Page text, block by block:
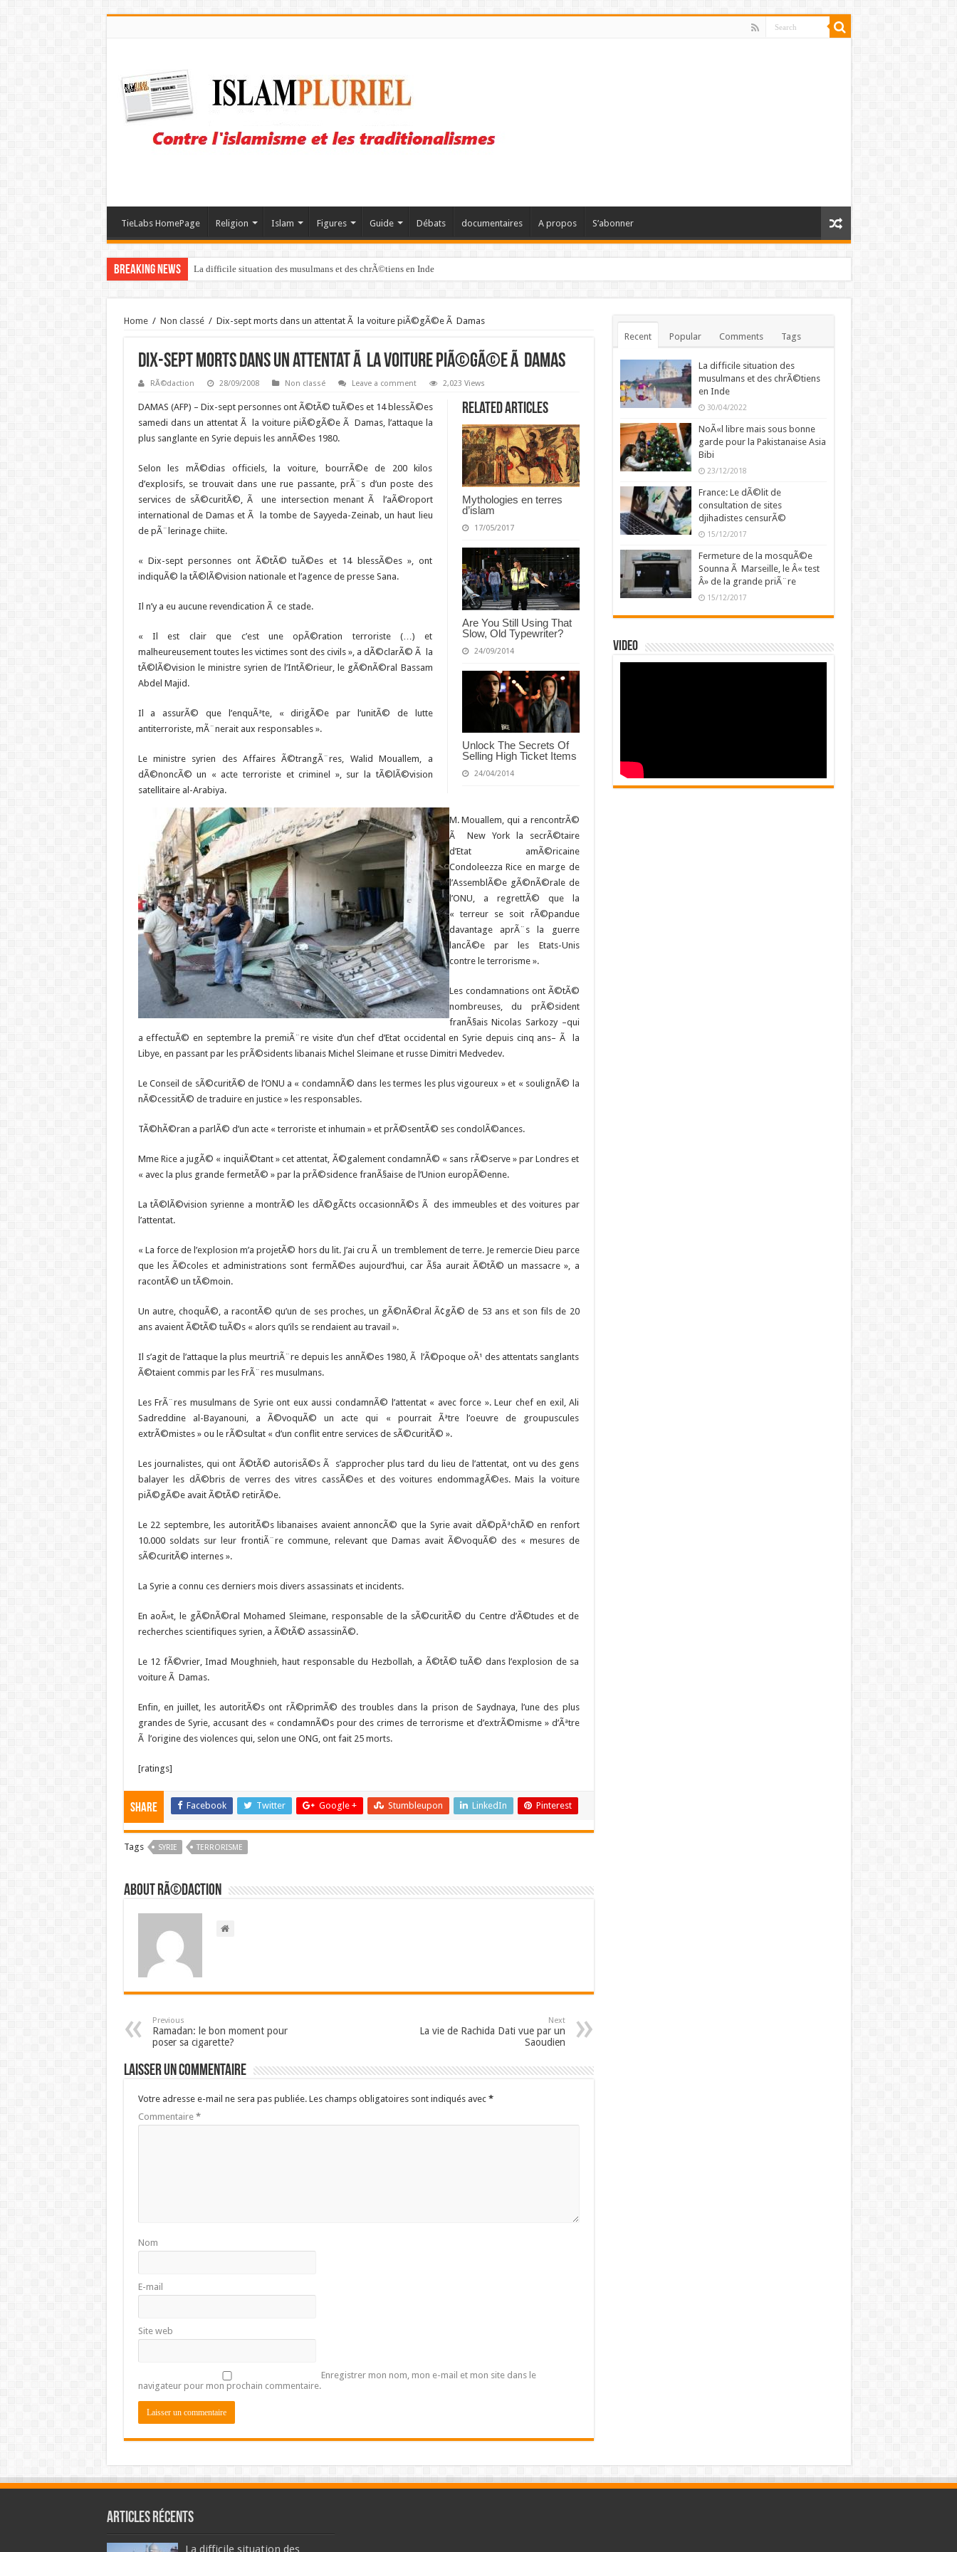
TieLabs HomePage Religion Islam Figures Guide Débats documentaires A propos S’abonner
Breaking News La difficile situation des musulmans et des chrÃ©tiens en Inde
Home / Non classé / Dix-sept morts dans un attentat Ã la voiture piÃ©gÃ©e Ã Damas
Dix-sept morts dans un attentat Ã la voiture piÃ©gÃ©e Ã Damas
RÃ©daction 28/09/2008 Non classé Leave a comment 2,023 Views
Related Articles
Mythologies en terres
d’islam
17/05/2017
Are You Still Using That
Slow, Old Typewriter?
24/09/2014
Unlock The Secrets Of
Selling High Ticket Items
24/04/2014
DAMAS (AFP) – Dix-sept personnes ont Ã©tÃ© tuÃ©es et 14 blessÃ©es
samedi dans un attentat Ã la voiture piÃ©gÃ©e Ã Damas, l’attaque la
plus sanglante en Syrie depuis les annÃ©es 1980.
Selon les mÃ©dias officiels, la voiture, bourrÃ©e de 200 kilos
d’explosifs, se trouvait dans une rue passante, prÃ¨s d’un poste des
services de sÃ©curitÃ©, Ã une intersection menant Ã l’aÃ©roport
international de Damas et Ã la tombe de Sayyeda-Zeinab, un haut lieu
de pÃ¨lerinage chiite.
« Dix-sept personnes ont Ã©tÃ© tuÃ©es et 14 blessÃ©es », ont
indiquÃ© la tÃ©lÃ©vision nationale et l’agence de presse Sana.
Il n’y a eu aucune revendication Ã ce stade.
« Il est clair que c’est une opÃ©ration terroriste (…) et
malheureusement toutes les victimes sont des civils », a dÃ©clarÃ© Ã la
tÃ©lÃ©vision le ministre syrien de l’IntÃ©rieur, le gÃ©nÃ©ral Bassam
Abdel Majid.
Il a assurÃ© que l’enquÃªte, « dirigÃ©e par l’unitÃ© de lutte
antiterroriste, mÃ¨nerait aux responsables ».
Le ministre syrien des Affaires Ã©trangÃ¨res, Walid Mouallem, a
dÃ©noncÃ© un « acte terroriste et criminel », sur la tÃ©lÃ©vision
satellitaire al-Arabiya.
M. Mouallem, qui a rencontrÃ©
Ã New York la secrÃ©taire
d’Etat amÃ©ricaine
Condoleezza Rice en marge de
l’AssemblÃ©e gÃ©nÃ©rale de
l’ONU, a regrettÃ© que la
« terreur se soit rÃ©pandue
davantage aprÃ¨s la guerre
lancÃ©e par les Etats-Unis
contre le terrorisme ».
Les condamnations ont Ã©tÃ©
nombreuses, du prÃ©sident
franÃ§ais Nicolas Sarkozy –qui
a effectuÃ© en septembre la premiÃ¨re visite d’un chef d’Etat occidental en Syrie depuis cinq ans– Ã la
Libye, en passant par les prÃ©sidents libanais Michel Sleimane et russe Dimitri Medvedev.
Le Conseil de sÃ©curitÃ© de l’ONU a « condamnÃ© dans les termes les plus vigoureux » et « soulignÃ© la
nÃ©cessitÃ© de traduire en justice » les responsables.
TÃ©hÃ©ran a parlÃ© d’un acte « terroriste et inhumain » et prÃ©sentÃ© ses condolÃ©ances.
Mme Rice a jugÃ© « inquiÃ©tant » cet attentat, Ã©galement condamnÃ© « sans rÃ©serve » par Londres et
« avec la plus grande fermetÃ© » par la prÃ©sidence franÃ§aise de l’Union europÃ©enne.
La tÃ©lÃ©vision syrienne a montrÃ© les dÃ©gÃ¢ts occasionnÃ©s Ã des immeubles et des voitures par
l’attentat.
« La force de l’explosion m’a projetÃ© hors du lit. J’ai cru Ã un tremblement de terre. Je remercie Dieu parce
que les Ã©coles et administrations sont fermÃ©es aujourd’hui, car Ã§a aurait Ã©tÃ© un massacre », a
racontÃ© un tÃ©moin.
Un autre, choquÃ©, a racontÃ© qu’un de ses proches, un gÃ©nÃ©ral Ã¢gÃ© de 53 ans et son fils de 20
ans avaient Ã©tÃ© tuÃ©s « alors qu’ils se rendaient au travail ».
Il s’agit de l’attaque la plus meurtriÃ¨re depuis les annÃ©es 1980, Ã l’Ã©poque oÃ¹ des attentats sanglants
Ã©taient commis par les FrÃ¨res musulmans.
Les FrÃ¨res musulmans de Syrie ont eux aussi condamnÃ© l’attentat « avec force ». Leur chef en exil, Ali
Sadreddine al-Bayanouni, a Ã©voquÃ© un acte qui « pourrait Ãªtre l’oeuvre de groupuscules
extrÃ©mistes » ou le rÃ©sultat « d’un conflit entre services de sÃ©curitÃ© ».
Les journalistes, qui ont Ã©tÃ© autorisÃ©s Ã s’approcher plus tard du lieu de l’attentat, ont vu des gens
balayer les dÃ©bris de verres des vitres cassÃ©es et des voitures endommagÃ©es. Mais la voiture
piÃ©gÃ©e avait Ã©tÃ© retirÃ©e.
Le 22 septembre, les autoritÃ©s libanaises avaient annoncÃ© que la Syrie avait dÃ©pÃªchÃ© en renfort
10.000 soldats sur leur frontiÃ¨re commune, relevant que Damas avait Ã©voquÃ© des « mesures de
sÃ©curitÃ© internes ».
La Syrie a connu ces derniers mois divers assassinats et incidents.
En aoÃ»t, le gÃ©nÃ©ral Mohamed Sleimane, responsable de la sÃ©curitÃ© du Centre d’Ã©tudes et de
recherches scientifiques syrien, a Ã©tÃ© assassinÃ©.
Le 12 fÃ©vrier, Imad Moughnieh, haut responsable du Hezbollah, a Ã©tÃ© tuÃ© dans l’explosion de sa
voiture Ã Damas.
Enfin, en juillet, les autoritÃ©s ont rÃ©primÃ© des troubles dans la prison de Saydnaya, l’une des plus
grandes de Syrie, accusant des « condamnÃ©s pour des crimes de terrorisme et d’extrÃ©misme » d’Ãªtre
Ã l’origine des violences qui, selon une ONG, ont fait 25 morts.
[ratings]
Share Facebook Twitter Google + Stumbleupon LinkedIn Pinterest
Tags SYRIE TERRORISME
About RÃ©daction
Previous
Ramadan: le bon moment pour
poser sa cigarette?
Next
La vie de Rachida Dati vue par un
Saoudien
Laisser un commentaire
Votre adresse e-mail ne sera pas publiée. Les champs obligatoires sont indiqués avec *
Commentaire *
Nom
E-mail
Site web
Enregistrer mon nom, mon e-mail et mon site dans le
navigateur pour mon prochain commentaire.
Recent Popular Comments Tags
La difficile situation des
musulmans et des chrÃ©tiens
en Inde
30/04/2022
NoÃ«l libre mais sous bonne
garde pour la Pakistanaise Asia
Bibi
23/12/2018
France: Le dÃ©lit de
consultation de sites
djihadistes censurÃ©
15/12/2017
Fermeture de la mosquÃ©e
Sounna Ã Marseille, le Â« test
Â» de la grande priÃ¨re
15/12/2017
Video
Articles récents
La difficile situation des